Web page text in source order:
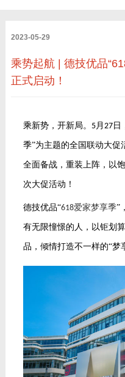
2023-05-29
乘势起航 | 德技优品
正式启动！
乘新势，开新局。 5月 27日
季”为主题的全国联动大促
全面备战，重装上阵，以
次大促活动！
德技优品“618爱家梦享季”
有无限憧憬的人，以钜划
品，倾情打造不一样的“梦